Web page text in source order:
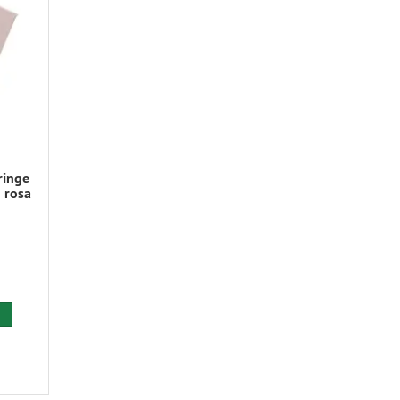
rosa
Warenkorb